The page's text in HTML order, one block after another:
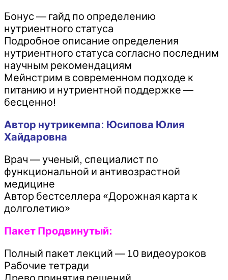
Бонус — гайд по определению
нутриентного статуса
Подробное описание определения
нутриентного статуса согласно последним
научным рекомендациям
Мейнстрим в современном подходе к
питанию и нутриентной поддержке —
бесценно!
Автор нутрикемпа: Юсипова Юлия
Хайдаровна
Врач — ученый, специалист по
функциональной и антивозрастной
медицине
Автор бестселлера «Дорожная карта к
долголетию»
Пакет Продвинутый:
Полный пакет лекций — 10 видеоуроков
Рабочие тетради